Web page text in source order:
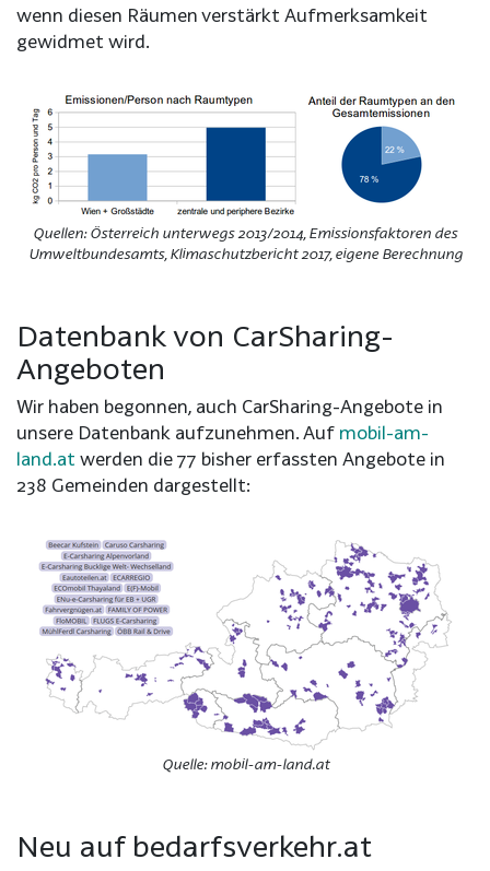
wenn diesen Räumen verstärkt Aufmerksamkeit
gewidmet wird.
Quellen: Österreich unterwegs 2013/2014, Emissionsfaktoren des
Umweltbundesamts, Klimaschutzbericht 2017, eigene Berechnung
Datenbank von CarSharing-
Angeboten
Wir haben begonnen, auch CarSharing-Angebote in
unsere Datenbank aufzunehmen. Auf mobil-am-
land.at werden die 77 bisher erfassten Angebote in
238 Gemeinden dargestellt:
Quelle: mobil-am-land.at
Neu auf bedarfsverkehr.at